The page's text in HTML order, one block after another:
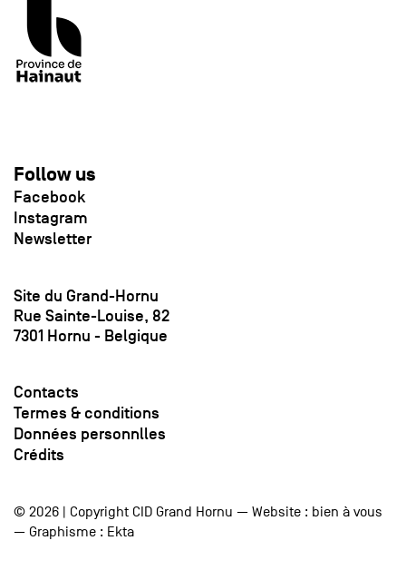
Follow us
Facebook
Instagram
Newsletter
Site du Grand-Hornu
Rue Sainte-Louise, 82
7301 Hornu - Belgique
Contacts
Termes & conditions
Données personnlles
Crédits
© 2026 | Copyright CID Grand Hornu — Website : bien à vous
— Graphisme : Ekta